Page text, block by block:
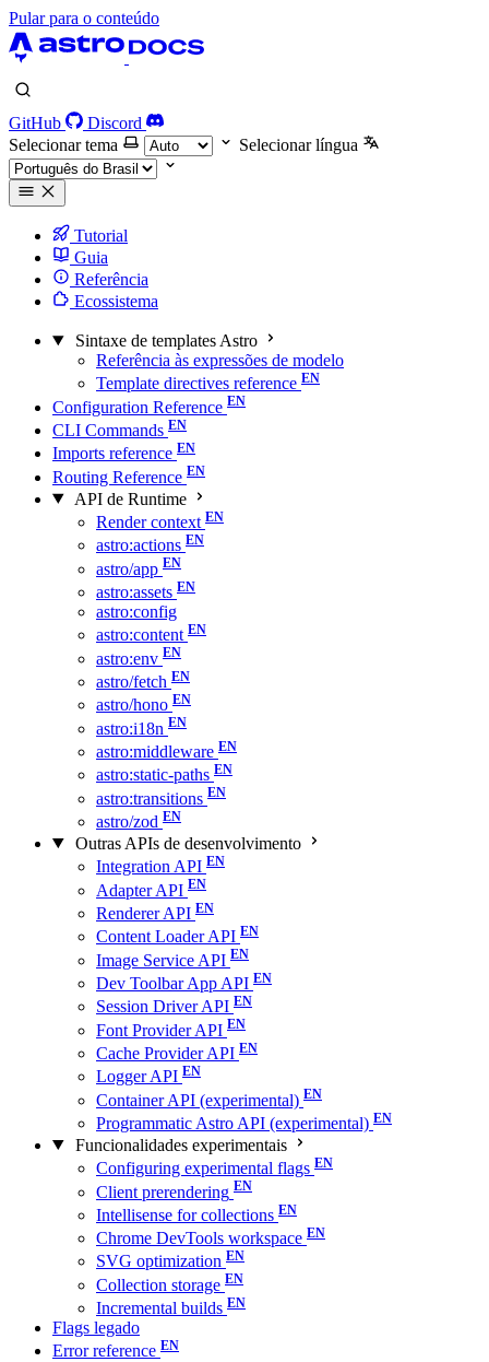
Pular para o conteúdo
GitHub
Discord
Selecionar tema
Selecionar língua
Tutorial
Guia
Referência
Ecossistema
Sintaxe de templates Astro
Referência às expressões de modelo
Template directives reference
Configuration Reference
CLI Commands
Imports reference
Routing Reference
API de Runtime
Render context
astro:actions
astro/app
astro:assets
astro:config
astro:content
astro:env
astro/fetch
astro/hono
astro:i18n
astro:middleware
astro:static-paths
astro:transitions
astro/zod
Outras APIs de desenvolvimento
Integration API
Adapter API
Renderer API
Content Loader API
Image Service API
Dev Toolbar App API
Session Driver API
Font Provider API
Cache Provider API
Logger API
Container API (experimental)
Programmatic Astro API (experimental)
Funcionalidades experimentais
Configuring experimental flags
Client prerendering
Intellisense for collections
Chrome DevTools workspace
SVG optimization
Collection storage
Incremental builds
Flags legado
Error reference